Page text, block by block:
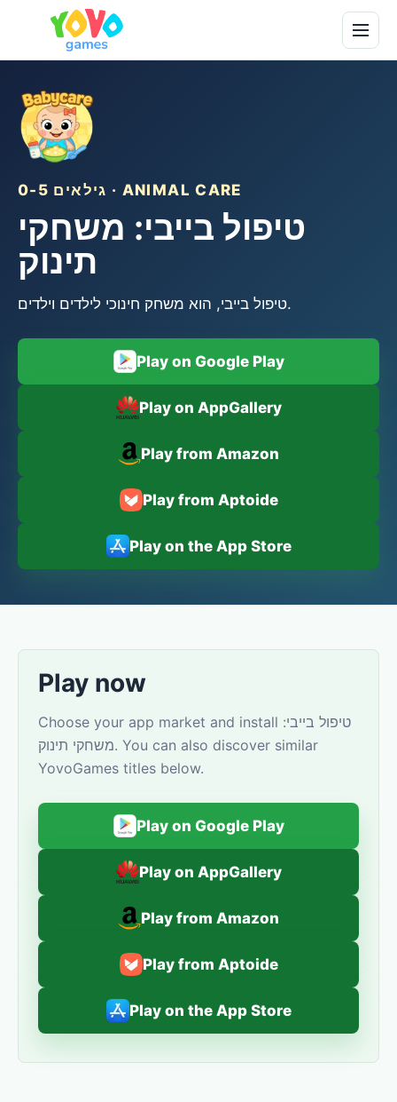
גילאים 0-5 · ANIMAL CARE
טיפול בייבי: משחקי
תינוק
טיפול בייבי, הוא משחק חינוכי לילדים וילדים.
Play on Google Play
Play on AppGallery
Play from Amazon
Play from Aptoide
Play on the App Store
Play now
Choose your app market and install טיפול בייבי:
משחקי תינוק. You can also discover similar
YovoGames titles below.
Play on Google Play
Play on AppGallery
Play from Amazon
Play from Aptoide
Play on the App Store